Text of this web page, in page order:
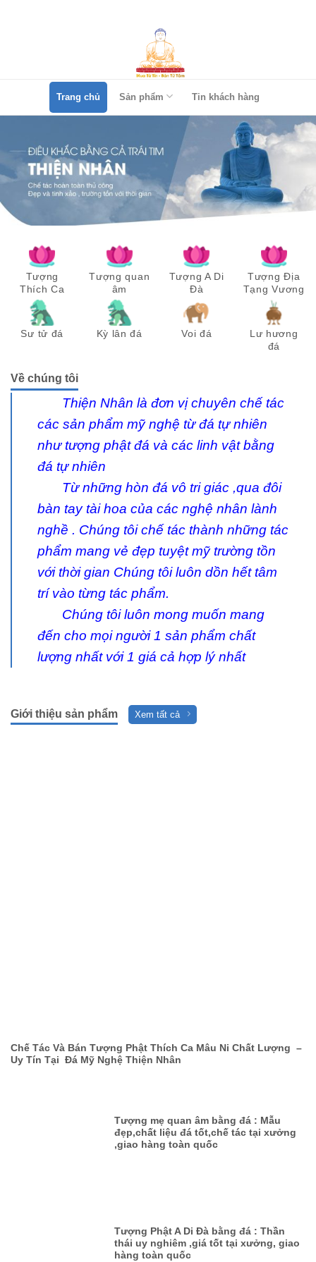
Trang chủ Sản phẩm Tin khách hàng
Tượng
Thích Ca
Tượng quan
âm
Tượng A Di
Đà
Tượng Địa
Tạng Vương
Sư tử đá Kỳ lân đá Voi đá
Lư hương
đá
Về chúng tôi
Thiện Nhân là đơn vị chuyên chế tác
các sản phẩm mỹ nghệ từ đá tự nhiên
như tượng phật đá và các linh vật bằng
đá tự nhiên
Từ những hòn đá vô tri giác ,qua đôi
bàn tay tài hoa của các nghệ nhân lành
nghề . Chúng tôi chế tác thành những tác
phẩm mang vẻ đẹp tuyệt mỹ trường tồn
với thời gian Chúng tôi luôn dồn hết tâm
trí vào từng tác phẩm.
Chúng tôi luôn mong muốn mang
đến cho mọi người 1 sản phẩm chất
lượng nhất với 1 giá cả hợp lý nhất
Giới thiệu sản phẩm Xem tất cả
Chế Tác Và Bán Tượng Phật Thích Ca Mâu Ni Chất Lượng –
Uy Tín Tại Đá Mỹ Nghệ Thiện Nhân
Tượng mẹ quan âm bằng đá : Mẫu
đẹp,chất liệu đá tốt,chế tác tại xưởng
,giao hàng toàn quốc
Tượng Phật A Di Đà bằng đá : Thần
thái uy nghiêm ,giá tốt tại xưởng, giao
hàng toàn quốc